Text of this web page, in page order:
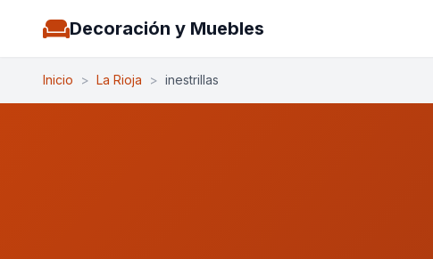
Decoración y Muebles
Inicio > La Rioja > inestrillas